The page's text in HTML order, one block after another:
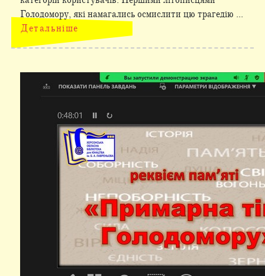
Голодомору, які намагались осмислити цю трагедію ...
Детальніше